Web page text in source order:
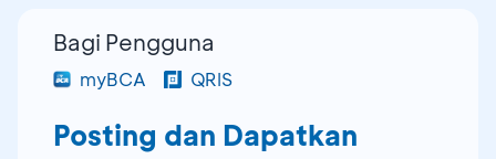
Bagi Pengguna
myBCA QRIS
Posting dan Dapatkan